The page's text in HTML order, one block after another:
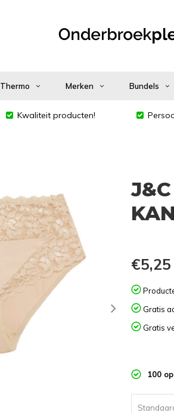
Thermo Merken Bundels
Kwaliteit producten!
€5,25
Gratis
Gratis
100